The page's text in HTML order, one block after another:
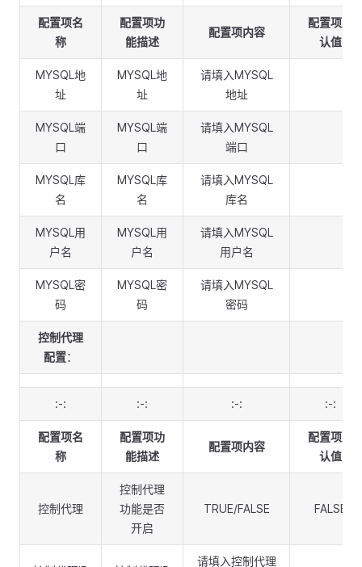
配置项名
称
配置项功
能描述
配置项内容
配置项默
认值
MYSQL地
址
MYSQL地
址
请填入MYSQL
地址
MYSQL端
口
MYSQL端
口
请填入MYSQL
端口
MYSQL库
名
MYSQL库
名
请填入MYSQL
库名
MYSQL用
户名
MYSQL用
户名
请填入MYSQL
用户名
MYSQL密
码
MYSQL密
码
请填入MYSQL
密码
控制代理
配置：
:-: :-: :-: :-:
配置项名
称
配置项功
能描述
配置项内容
配置项默
认值
控制代理
控制代理
功能是否
开启
TRUE/FALSE FALSE
请填入控制代理